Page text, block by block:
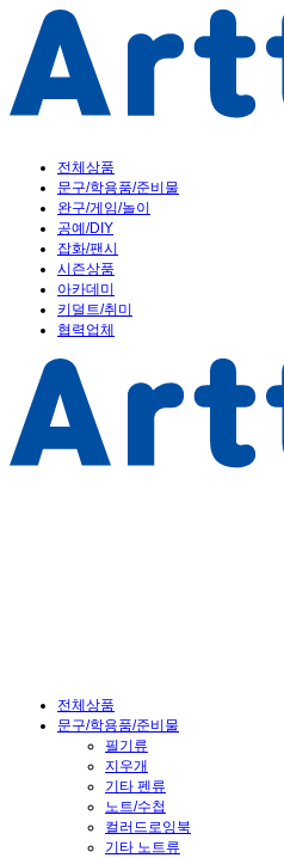
전체상품
문구/학용품/준비물
완구/게임/놀이
공예/DIY
잡화/팬시
시즌상품
아카데미
키덜트/취미
협력업체
전체상품
문구/학용품/준비물
필기류
지우개
기타 펜류
노트/수첩
컬러드로잉북
기타 노트류